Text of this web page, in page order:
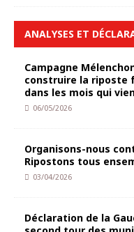
ANALYSES ET
Campagne
construire la riposte
dans les mois qui
06/05/2026
Organisons-nous
Ripostons tous
03/04/2026
Déclaration de la